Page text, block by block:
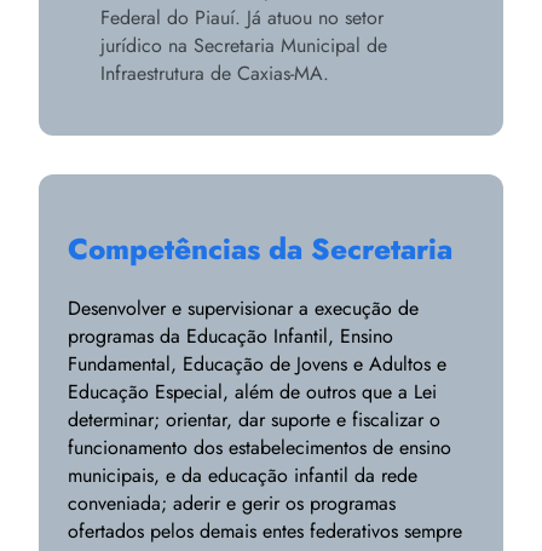
Federal do Piauí. Já atuou no setor
jurídico na Secretaria Municipal de
Infraestrutura de Caxias-MA.
Competências da Secretaria
Desenvolver e supervisionar a execução de
programas da Educação Infantil, Ensino
Fundamental, Educação de Jovens e Adultos e
Educação Especial, além de outros que a Lei
determinar; orientar, dar suporte e fiscalizar o
funcionamento dos estabelecimentos de ensino
municipais, e da educação infantil da rede
conveniada; aderir e gerir os programas
ofertados pelos demais entes federativos sempre